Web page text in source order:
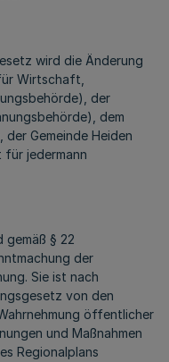
wird die Änderung
Wirtschaft,
der
dem
Gemeinde Heiden
für jedermann
gemäß § 22
der
Sie ist nach
von den
öffentlicher
und Maßnahmen
Regionalplans